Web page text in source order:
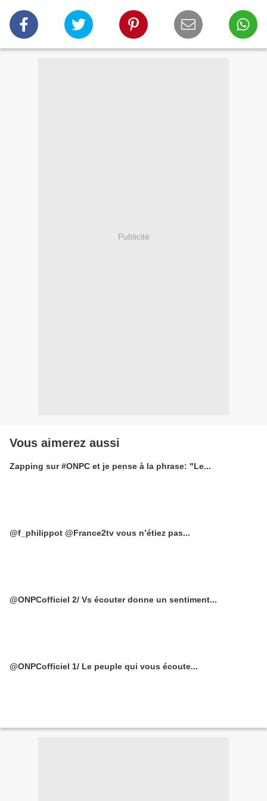
Publicité
Vous aimerez aussi
Zapping sur #ONPC et je pense à la phrase: "Le...
@f_philippot @France2tv vous n’étiez pas...
@ONPCofficiel 2/ Vs écouter donne un sentiment...
@ONPCofficiel 1/ Le peuple qui vous écoute...